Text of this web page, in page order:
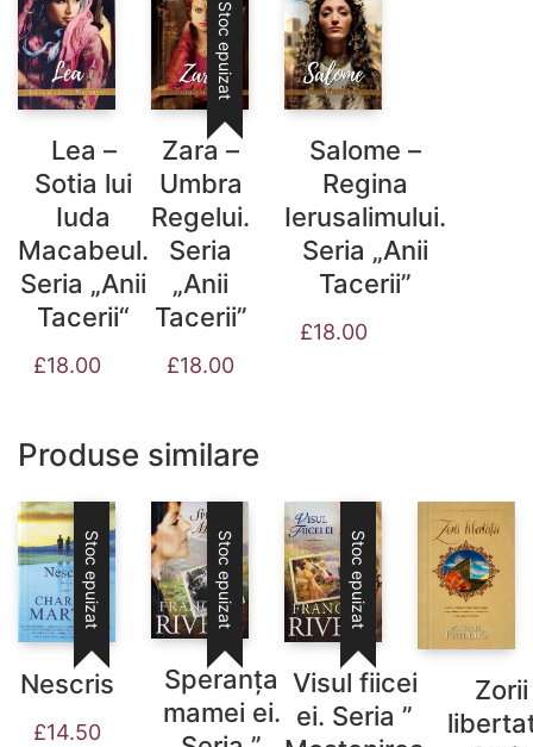
Lea –
Sotia lui
Iuda
Macabeul.
Seria „Anii
Tacerii“
£18.00
Stoc epuizat
Zara –
Umbra
Regelui.
Seria
„Anii
Tacerii”
£18.00
Salome –
Regina
Ierusalimului.
Seria „Anii
Tacerii”
£18.00
Produse similare
Stoc epuizat
Nescris
£14.50
Stoc epuizat
Speranța
mamei ei.
Stoc epuizat
Visul fiicei
ei. Seria ”
Zorii